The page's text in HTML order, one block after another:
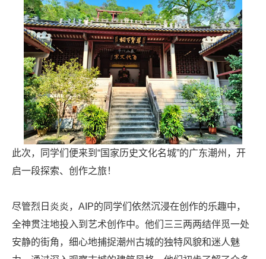
此次，同学们便来到“国家历史文化名城”的广东潮州，开
启一段探索、创作之旅！
尽管烈日炎炎，AIP的同学们依然沉浸在创作的乐趣中，
全神贯注地投入到艺术创作中。他们三三两两结伴觅一处
安静的街角，细心地捕捉潮州古城的独特风貌和迷人魅